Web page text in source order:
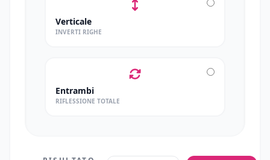
Verticale
INVERTI RIGHE
Entrambi
RIFLESSIONE TOTALE